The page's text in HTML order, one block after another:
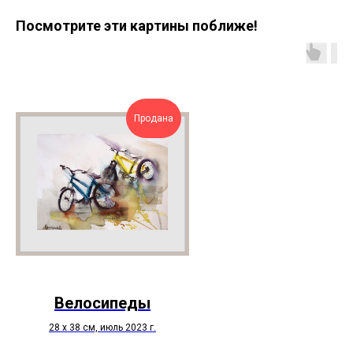
Посмотрите эти картины поближе!
Продана
Велосипеды
28 х 38 см, июль 2023 г.